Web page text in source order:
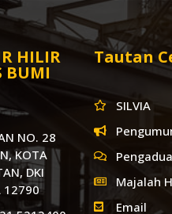
HILIR
BUMI
NO. 28
KOTA
DKI
12790
Tautan
SILVIA
Majalah
Email